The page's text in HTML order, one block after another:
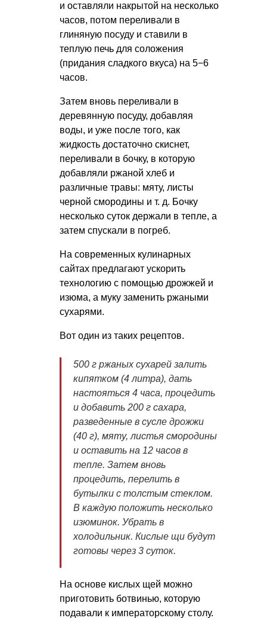
и оставляли накрытой на несколько
часов, потом переливали в
глиняную посуду и ставили в
теплую печь для соложения
(придания сладкого вкуса) на 5−6
часов.
Затем вновь переливали в
деревянную посуду, добавляя
воды, и уже после того, как
жидкость достаточно скиснет,
переливали в бочку, в которую
добавляли ржаной хлеб и
различные травы: мяту, листы
черной смородины и т. д. Бочку
несколько суток держали в тепле, а
затем спускали в погреб.
На современных кулинарных
сайтах предлагают ускорить
технологию с помощью дрожжей и
изюма, а муку заменить ржаными
сухарями.
Вот один из таких рецептов.
500 г ржаных сухарей залить
кипятком (4 литра), дать
настояться 4 часа, процедить
и добавить 200 г сахара,
разведенные в сусле дрожжи
(40 г), мяту, листья смородины
и оставить на 12 часов в
тепле. Затем вновь
процедить, перелить в
бутылки с толстым стеклом.
В каждую положить несколько
изюминок. Убрать в
холодильник. Кислые щи будут
готовы через 3 суток.
На основе кислых щей можно
приготовить ботвинью, которую
подавали к императорскому столу.